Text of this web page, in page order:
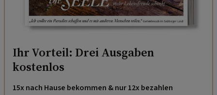
Ihr Vorteil: Drei Ausgaben
kostenlos
15x nach Hause bekommen & nur 12x bezahlen